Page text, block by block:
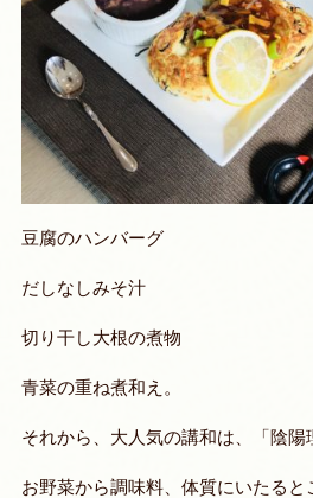
豆腐のハンバーグ
だしなしみそ汁
切り干し大根の煮物
青菜の重ね煮和え。
それから、大人気の講和は、「陰陽
お野菜から調味料、体質にいたる